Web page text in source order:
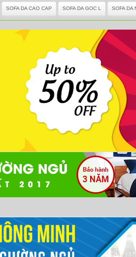
SOFA DA CAO CAP SOFA DA GOC L SOFA DA